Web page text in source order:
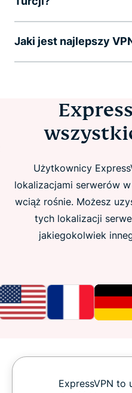
Jaki jest najlepszy
Użytkownicy
lokalizacjami serwerów
wciąż rośnie. Możesz
tych lokalizacji
jakiegokolwiek
ExpressVPN to